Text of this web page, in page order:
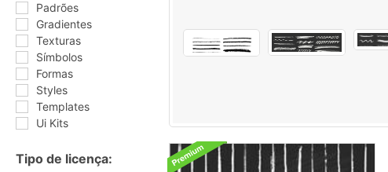
Padrões
Gradientes
Texturas
Símbolos
Formas
Styles
Templates
Ui Kits
Tipo de licença: